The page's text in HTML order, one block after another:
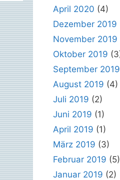
April 2020 (4)
Dezember 2019
November 2019
Oktober 2019
September 2019
August 2019 (4)
Juli 2019 (2)
Juni 2019 (1)
April 2019 (1)
März 2019 (3)
Februar 2019 (5)
Januar 2019 (2)